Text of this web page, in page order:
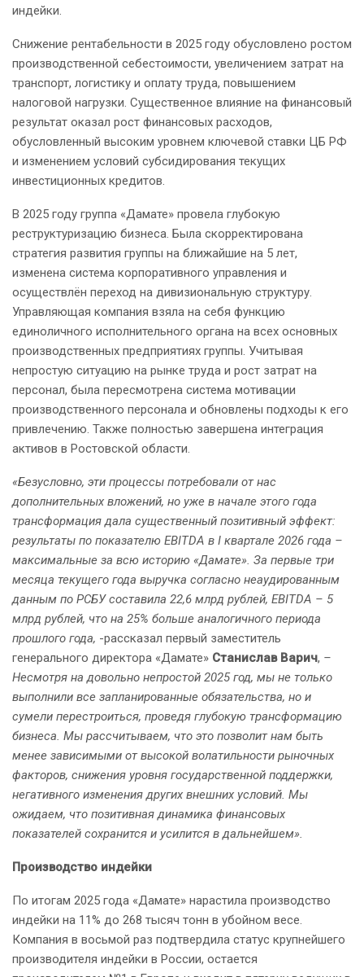
индейки.
Снижение рентабельности в 2025 году обусловлено ростом
производственной себестоимости, увеличением затрат на
транспорт, логистику и оплату труда, повышением
налоговой нагрузки. Существенное влияние на финансовый
результат оказал рост финансовых расходов,
обусловленный высоким уровнем ключевой ставки ЦБ РФ
и изменением условий субсидирования текущих
инвестиционных кредитов.
В 2025 году группа «Дамате» провела глубокую
реструктуризацию бизнеса. Была скорректирована
стратегия развития группы на ближайшие на 5 лет,
изменена система корпоративного управления и
осуществлён переход на дивизиональную структуру.
Управляющая компания взяла на себя функцию
единоличного исполнительного органа на всех основных
производственных предприятиях группы. Учитывая
непростую ситуацию на рынке труда и рост затрат на
персонал, была пересмотрена система мотивации
производственного персонала и обновлены подходы к его
привлечению. Также полностью завершена интеграция
активов в Ростовской области.
«Безусловно, эти процессы потребовали от нас
дополнительных вложений, но уже в начале этого года
трансформация дала существенный позитивный эффект:
результаты по показателю EBITDA в I квартале 2026 года –
максимальные за всю историю «Дамате». За первые три
месяца текущего года выручка согласно неаудированным
данным по РСБУ составила 22,6 млрд рублей, EBITDA – 5
млрд рублей, что на 25% больше аналогичного периода
прошлого года, -рассказал первый заместитель
генерального директора «Дамате» Станислав Варич, –
Несмотря на довольно непростой 2025 год, мы не только
выполнили все запланированные обязательства, но и
сумели перестроиться, проведя глубокую трансформацию
бизнеса. Мы рассчитываем, что это позволит нам быть
менее зависимыми от высокой волатильности рыночных
факторов, снижения уровня государственной поддержки,
негативного изменения других внешних условий. Мы
ожидаем, что позитивная динамика финансовых
показателей сохранится и усилится в дальнейшем».
Производство индейки
По итогам 2025 года «Дамате» нарастила производство
индейки на 11% до 268 тысяч тонн в убойном весе.
Компания в восьмой раз подтвердила статус крупнейшего
производителя индейки в России, остается